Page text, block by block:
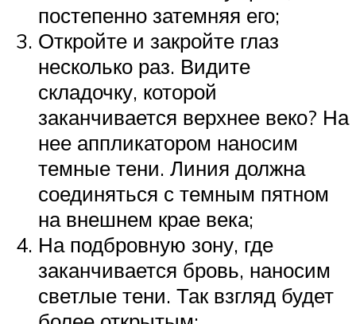
постепенно затемняя его;
Откройте и закройте глаз
несколько раз. Видите
складочку, которой
заканчивается верхнее веко? На
нее аппликатором наносим
темные тени. Линия должна
соединяться с темным пятном
на внешнем крае века;
На подбровную зону, где
заканчивается бровь, наносим
светлые тени. Так взгляд будет